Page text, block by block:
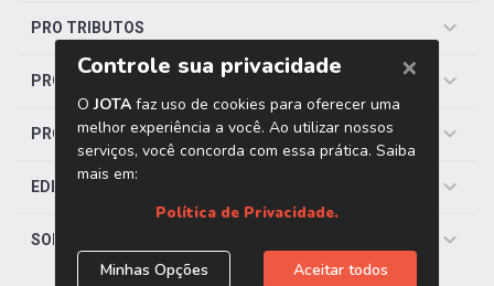
PRO TRIBUTOS
PRO TRABALHISTA
PRO SAÚDE
EDITORIAS
SOBRE O JOTA